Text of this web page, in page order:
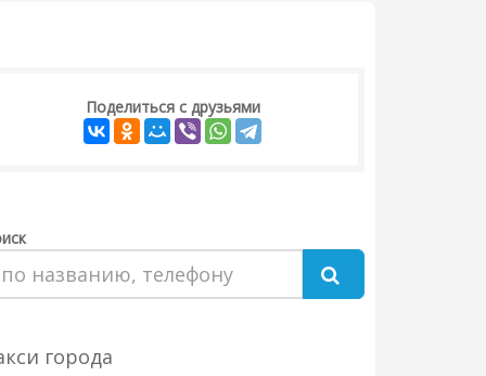
Поделиться с друзьями
города